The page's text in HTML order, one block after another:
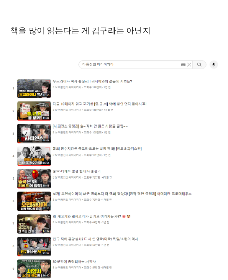
책을 많이 읽는다는 게 김구라는 아닌지